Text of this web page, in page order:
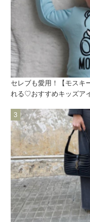
セレブも愛用！【モスキ
れる♡おすすめキッズア